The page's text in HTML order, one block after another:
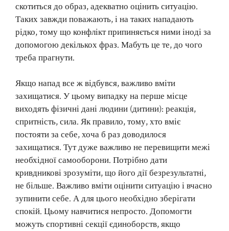
скотиться до образ, адекватно оцінить ситуацію.
Таких завжди поважають, і на таких нападають
рідко, тому що конфлікт припиняється ними іноді за
допомогою декількох фраз. Мабуть це те, до чого
треба прагнути.
Якщо напад все ж відбувся, важливо вміти
захищатися. У цьому випадку на перше місце
виходять фізичні дані людини (дитини): реакція,
спритність, сила. Як правило, тому, хто вміє
постояти за себе, хоча б раз доводилося
захищатися. Тут дуже важливо не перевищити межі
необхідної самооборони. Потрібно дати
кривдникові зрозуміти, що його дії безрезультатні,
не більше. Важливо вміти оцінити ситуацію і вчасно
зупинити себе. А для цього необхідно зберігати
спокій. Цьому навчитися непросто. Допомогти
можуть спортивні секції єдиноборств, якщо